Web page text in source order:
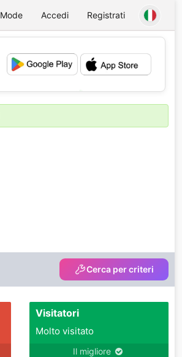
Mode Accedi Registrati
💕
Cerca per criteri
Visitatori
Molto visitato
Il migliore